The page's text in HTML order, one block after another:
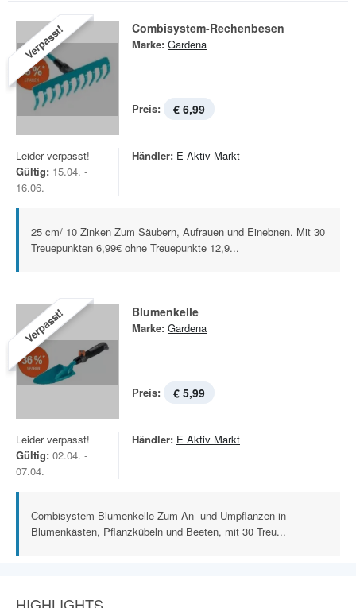
Verpasst! Combisystem-Rechenbesen
Marke: Gardena
Preis: € 6,99
Leider verpasst!
Gültig: 15.04. -
16.06.
Händler: E Aktiv Markt
25 cm/ 10 Zinken Zum Säubern, Aufrauen und Einebnen. Mit 30
Treuepunkten 6,99€ ohne Treuepunkte 12,9...
Verpasst! Blumenkelle
Marke: Gardena
Preis: € 5,99
Leider verpasst!
Gültig: 02.04. -
07.04.
Händler: E Aktiv Markt
Combisystem-Blumenkelle Zum An- und Umpflanzen in
Blumenkästen, Pflanzkübeln und Beeten, mit 30 Treu...